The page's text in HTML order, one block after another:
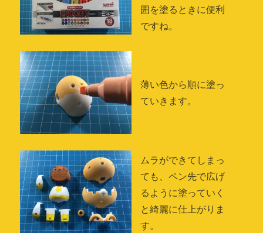
囲を塗るときに便利
ですね。
薄い色から順に塗っ
ていきます。
ムラができてしまっ
ても、ペン先で広げ
るように塗っていく
と綺麗に仕上がりま
す。